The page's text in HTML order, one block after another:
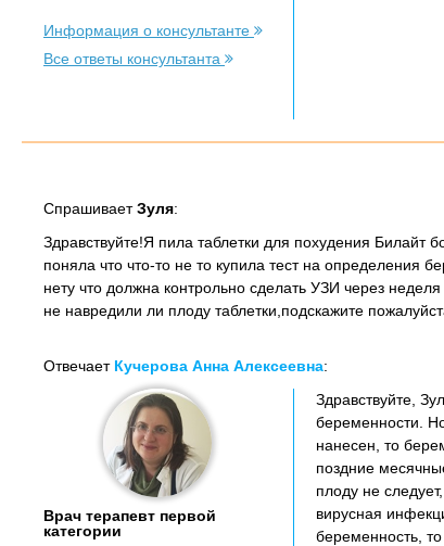
Информация о консультанте
Все ответы консультанта
СпрашиваетЗуля:
Здравствуйте!Я пила таблетки для похудения
поняла что что-то не то купила тест на определения
нету что должна контрольно сделать УЗИ через
не навредили ли плоду таблетки,подскажите
Отвечает Кучерова Анна Алексеевна:
Врач терапевт первой
категории
Здравствуйте,
беременности.
нанесен, то
поздние
плоду не
вирусная
беременность,